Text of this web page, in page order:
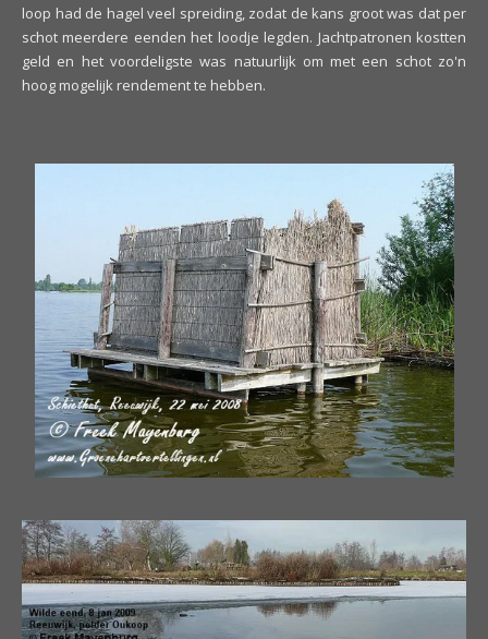
loop had de hagel veel spreiding, zodat de kans groot was dat per
schot meerdere eenden het loodje legden. Jachtpatronen kostten
geld en het voordeligste was natuurlijk om met een schot zo'n
hoog mogelijk rendement te hebben.